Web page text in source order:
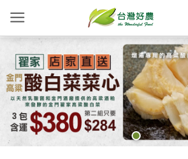
登
入
/
註
冊
翟家高粱酸白菜